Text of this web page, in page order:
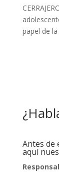
papel de
Antes de
aquí